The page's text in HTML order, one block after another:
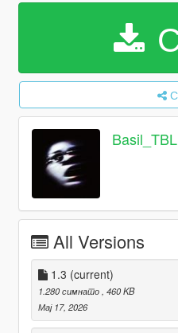
Basil_TBL
All Versions
1.3 (current)
1.280 симнато , 460 KB
Мај 17, 2026